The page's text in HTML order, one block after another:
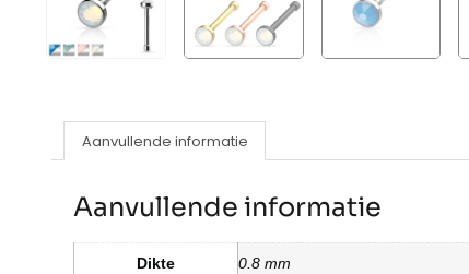
Aanvullende informatie
Aanvullende informatie
Dikte 0.8 mm